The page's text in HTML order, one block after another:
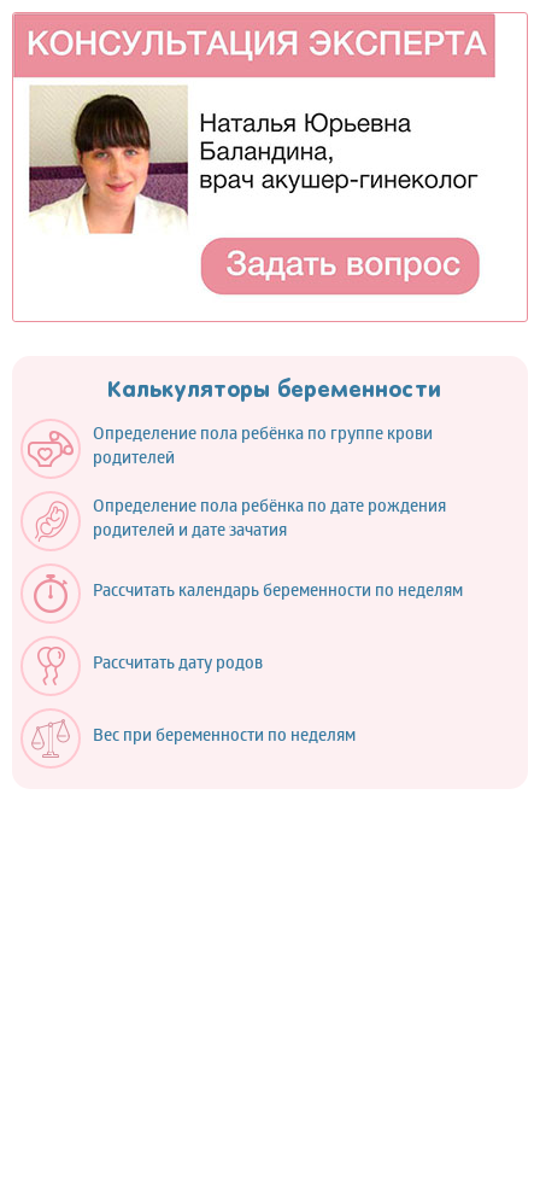
Калькуляторы беременности
Определение пола ребёнка по группе крови
родителей
Определение пола ребёнка по дате рождения
родителей и дате зачатия
Рассчитать календарь беременности по неделям
Рассчитать дату родов
Вес при беременности по неделям